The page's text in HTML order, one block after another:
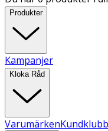
Produkter
Kampanjer
Kloka Råd
VarumärkenKundklubb